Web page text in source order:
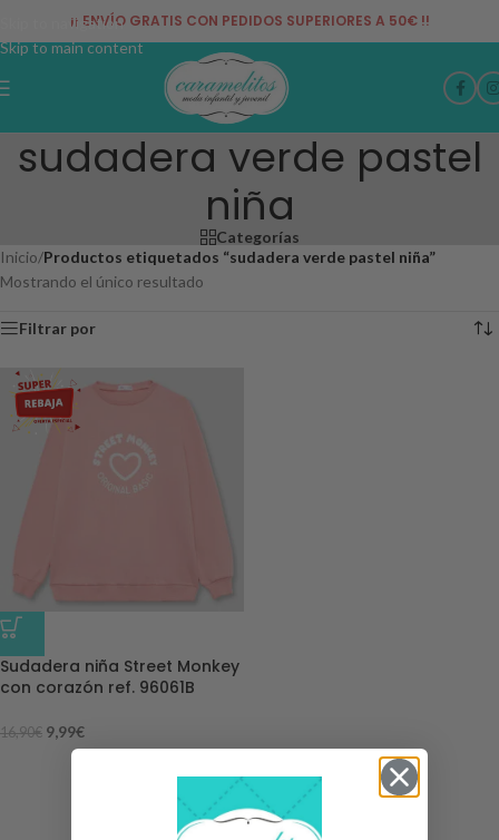
Skip to navigation
Skip to main content
¡¡ ENVÍO GRATIS CON PEDIDOS SUPERIORES A 50€ !!
sudadera verde pastel
niña
Categorías
Inicio/Productos etiquetados “sudadera verde pastel niña”
Mostrando el único resultado
Filtrar por
-41%
Sudadera niña Street Monkey
con corazón ref. 96061B
16,90€ 9,99€